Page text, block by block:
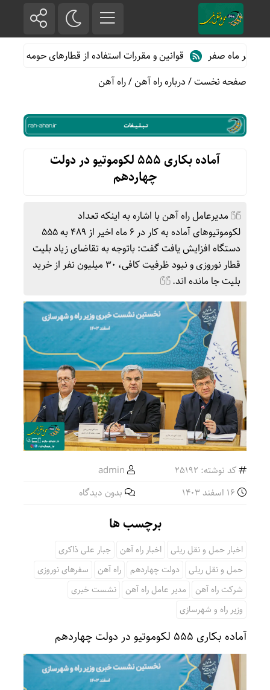
ماه صفر
قوانین و مقررات استفاده از قطارهای حومه ای؛ هر آنچه
صفحه نخست/درباره راه آهن/راه آهن
آماده بکاری ۵۵۵ لکوموتیو در دولت
چهاردهم
مدیرعامل راه آهن با اشاره به اینکه تعداد
لکوموتیوهای آماده به کار در ۶ ماه اخیر از ۴۸۹ به ۵۵۵
دستگاه افزایش یافت گفت: باتوجه به تقاضای زیاد بلیت
قطار نوروزی و نبود ظرفیت کافی، ۳۰ میلیون نفر از خرید
بلیت جا مانده اند.
کد نوشته: 25192
admin
بدون دیدگاه
برچسب ها
اخبار حمل و نقل ریلی اخبار راه آهن
جبار علی ذاکری
حمل و نقل ریلی
دولت چهاردهم راه آهن
سفرهای نوروزی
شرکت راه آهن
مدیر عامل راه آهن
نشست خبری
وزیر راه و شهرسازی
آماده بکاری ۵۵۵ لکوموتیو در دولت چهاردهم